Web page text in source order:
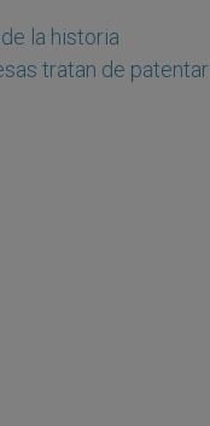
la historia
tratan de